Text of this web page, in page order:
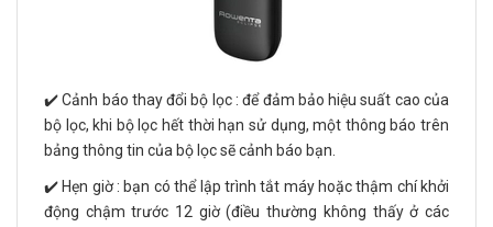
✔️ Cảnh báo thay đổi bộ lọc : để đảm bảo hiệu suất cao của
bộ lọc, khi bộ lọc hết thời hạn sử dụng, một thông báo trên
bảng thông tin của bộ lọc sẽ cảnh báo bạn.
✔️ Hẹn giờ : bạn có thể lập trình tắt máy hoặc thậm chí khởi
động chậm trước 12 giờ (điều thường không thấy ở các